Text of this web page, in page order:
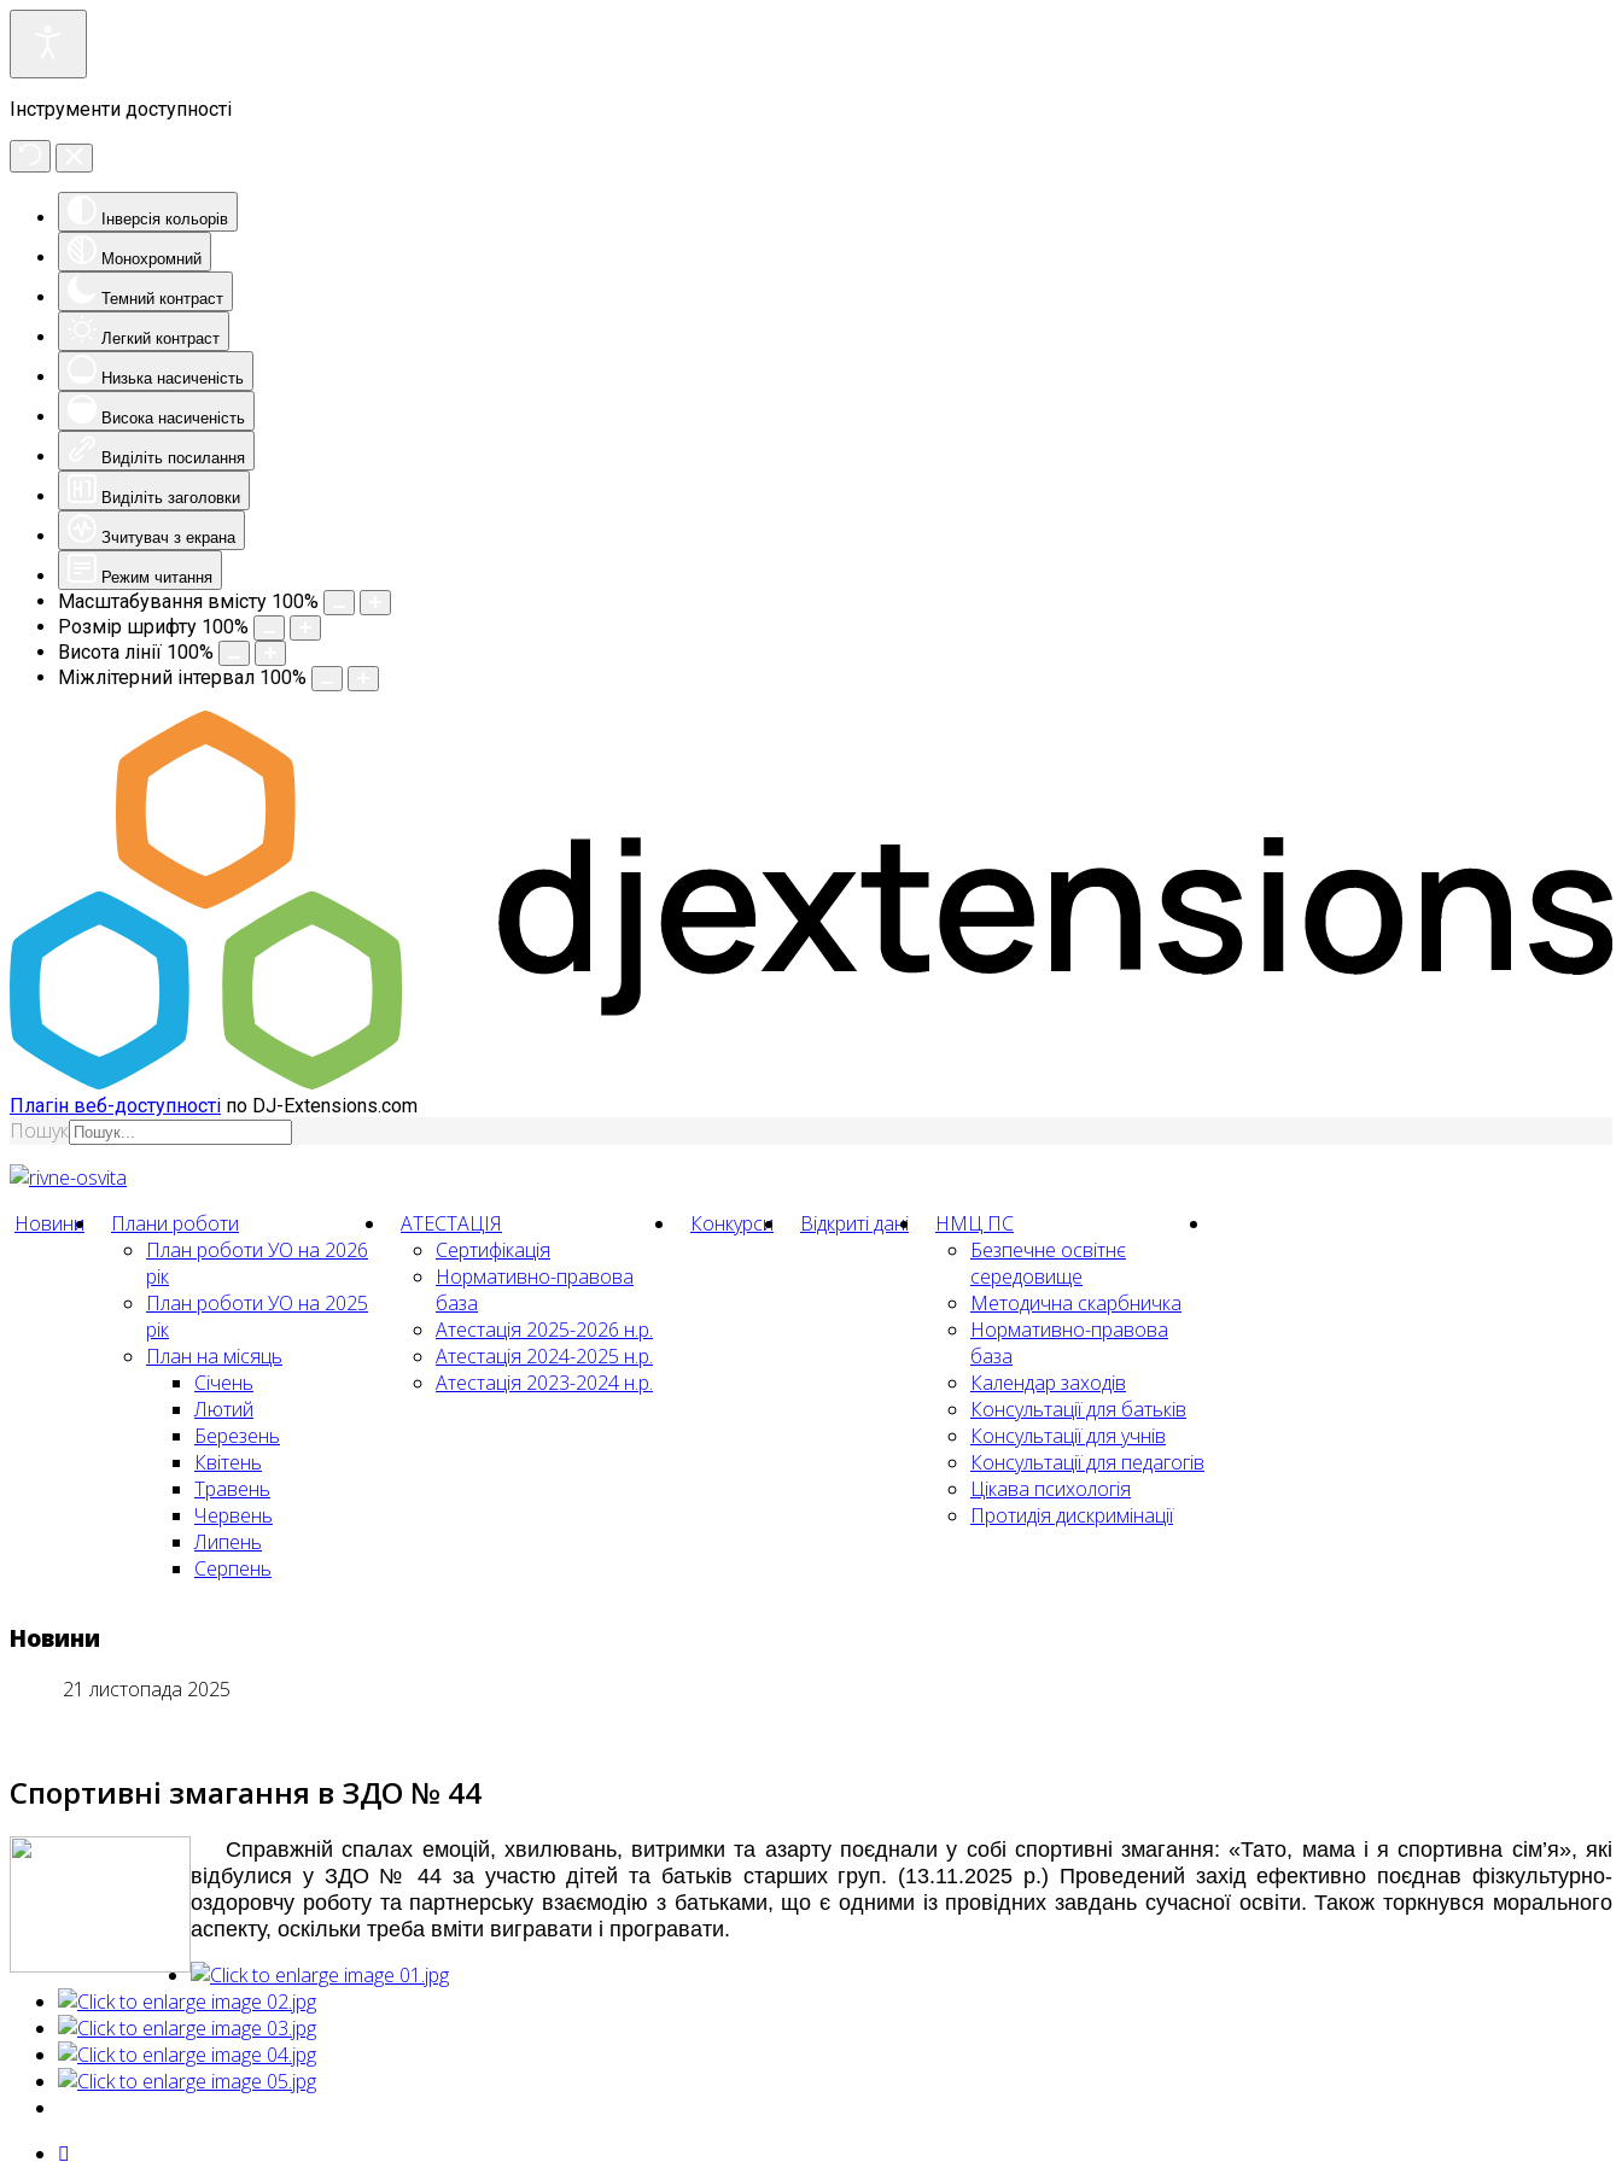
Інструменти доступності
Інверсія кольорів
Монохромний
Темний контраст
Легкий контраст
Низька насиченість
Висока насиченість
Виділіть посилання
Виділіть заголовки
Зчитувач з екрана
Режим читання
Масштабування вмісту 100%
Розмір шрифту 100%
Висота лінії 100%
Міжлітерний інтервал 100%
Плагін веб-доступності по DJ-Extensions.com
Пошук
Новини
Плани роботи
План роботи УО на 2026
рік
План роботи УО на 2025
рік
План на місяць
Січень
Лютий
Березень
Квітень
Травень
Червень
Липень
Серпень
АТЕСТАЦІЯ
Сертифікація
Нормативно-правова
база
Атестація 2025-2026 н.р.
Атестація 2024-2025 н.р.
Атестація 2023-2024 н.р.
Конкурси Відкриті дані
НМЦ ПС
Безпечне освітнє
середовище
Методична скарбничка
Нормативно-правова
база
Календар заходів
Консультації для батьків
Консультації для учнів
Консультації для педагогів
Цікава психологія
Протидія дискримінації
Новини
21 листопада 2025
Спортивні змагання в ЗДО № 44
Справжній спалах емоцій, хвилювань, витримки та азарту поєднали у собі спортивні змагання: «Тато, мама і я спортивна сім’я», які
відбулися у ЗДО № 44 за участю дітей та батьків старших груп. (13.11.2025 р.) Проведений захід ефективно поєднав фізкультурно-
оздоровчу роботу та партнерську взаємодію з батьками, що є одними із провідних завдань сучасної освіти. Також торкнувся морального
аспекту, оскільки треба вміти вигравати і програвати.